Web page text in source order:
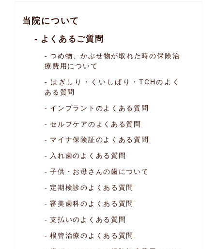
当院について
よくあるご質問
つめ物、かぶせ物が取れた時の保険治
療費用について
はぎしり・くいしばり・TCHのよく
ある質問
インプラントのよくある質問
セルフケアのよくある質問
マイナ保険証のよくある質問
入れ歯のよくある質問
子供・お母さんの歯について
定期検診のよくある質問
審美歯科のよくある質問
支払いのよくある質問
根管治療のよくある質問